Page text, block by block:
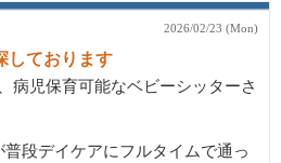
2026/02/23 (Mon)
しております
病児保育可能なベビーシッターさ
段デイケアにフルタイムで通っ